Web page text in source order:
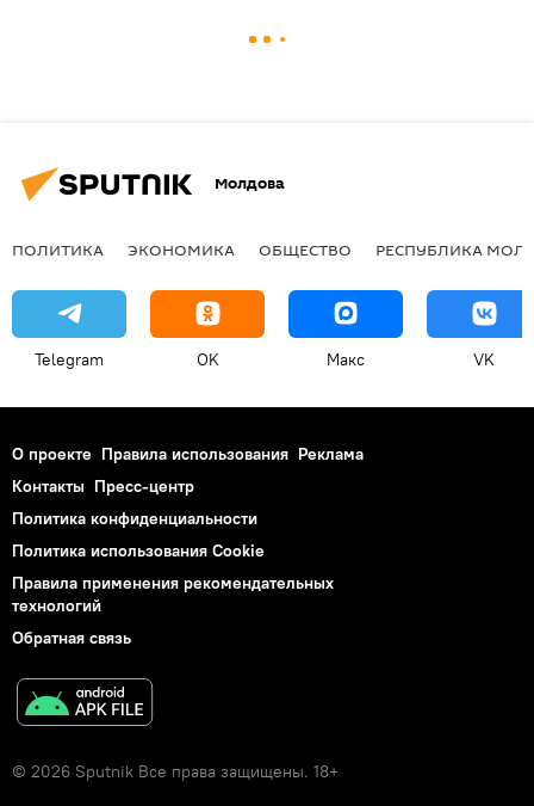
Молдова
ПОЛИТИКА ЭКОНОМИКА ОБЩЕСТВО РЕСПУБЛИКА
Telegram OK Макс VK
О проекте Правила использования Реклама
Контакты Пресс-центр
Политика конфиденциальности
Политика использования Cookie
Правила применения рекомендательных
технологий
Обратная связь
© 2026 Sputnik Все права защищены. 18+